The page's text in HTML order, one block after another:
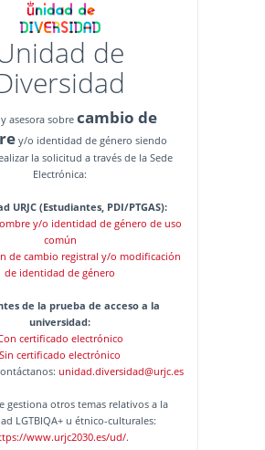
de
asesora sobrecambio de
y/o identidad de género siendo
la solicitud a través de la Sede
Electrónica:
URJC (Estudiantes, PDI/PTGAS):
y/o identidad de género de uso
común
de cambio registral y/o modificación
de identidad de género
de la prueba de acceso a la
universidad:
certificado electrónico
Sin certificado electrónico
unidad.diversidad@urjc.es
gestiona otros temas relativos a la
LGTBIQA+ u étnico-culturales:
www.urjc2030.es/ud/.